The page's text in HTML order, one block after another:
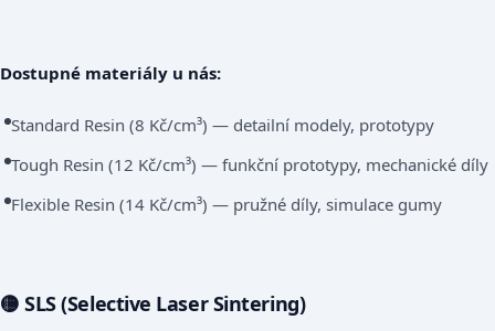
Dostupné materiály u nás:
Standard Resin (8 Kč/cm³) — detailní modely, prototypy
Tough Resin (12 Kč/cm³) — funkční prototypy, mechanické díly
Flexible Resin (14 Kč/cm³) — pružné díly, simulace gumy
🟡 SLS (Selective Laser Sintering)